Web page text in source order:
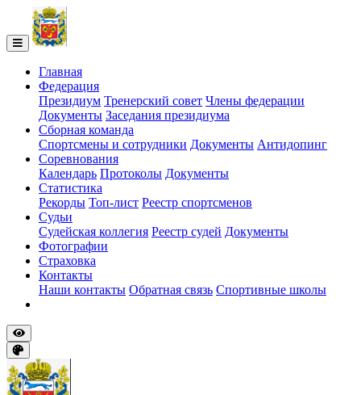
Главная
Федерация
Президиум Тренерский совет Члены федерации
Документы Заседания президиума
Сборная команда
Спортсмены и сотрудники Документы Антидопинг
Соревнования
Календарь Протоколы Документы
Статистика
Рекорды Топ-лист Реестр спортсменов
Судьи
Судейская коллегия Реестр судей Документы
Фотографии
Страховка
Контакты
Наши контакты Обратная связь Спортивные школы